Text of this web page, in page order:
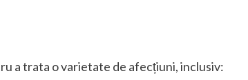
a trata o varietate de afecțiuni, inclusiv: